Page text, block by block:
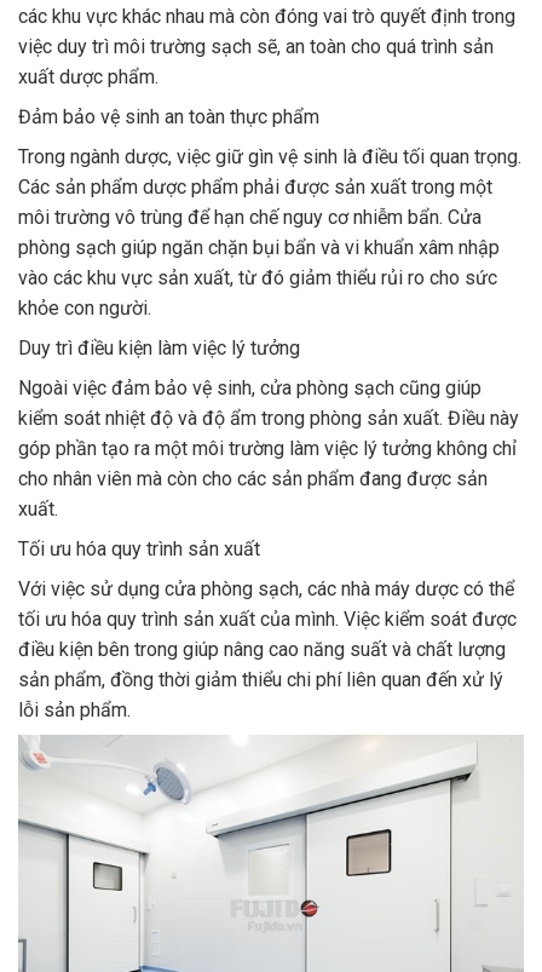
các khu vực khác nhau mà còn đóng vai trò quyết định trong
việc duy trì môi trường sạch sẽ, an toàn cho quá trình sản
xuất dược phẩm.
Đảm bảo vệ sinh an toàn thực phẩm
Trong ngành dược, việc giữ gìn vệ sinh là điều tối quan trọng.
Các sản phẩm dược phẩm phải được sản xuất trong một
môi trường vô trùng để hạn chế nguy cơ nhiễm bẩn. Cửa
phòng sạch giúp ngăn chặn bụi bẩn và vi khuẩn xâm nhập
vào các khu vực sản xuất, từ đó giảm thiểu rủi ro cho sức
khỏe con người.
Duy trì điều kiện làm việc lý tưởng
Ngoài việc đảm bảo vệ sinh, cửa phòng sạch cũng giúp
kiểm soát nhiệt độ và độ ẩm trong phòng sản xuất. Điều này
góp phần tạo ra một môi trường làm việc lý tưởng không chỉ
cho nhân viên mà còn cho các sản phẩm đang được sản
xuất.
Tối ưu hóa quy trình sản xuất
Với việc sử dụng cửa phòng sạch, các nhà máy dược có thể
tối ưu hóa quy trình sản xuất của mình. Việc kiểm soát được
điều kiện bên trong giúp nâng cao năng suất và chất lượng
sản phẩm, đồng thời giảm thiểu chi phí liên quan đến xử lý
lỗi sản phẩm.